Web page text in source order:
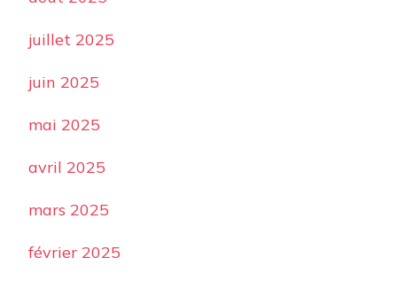
juillet 2025
juin 2025
mai 2025
avril 2025
mars 2025
février 2025